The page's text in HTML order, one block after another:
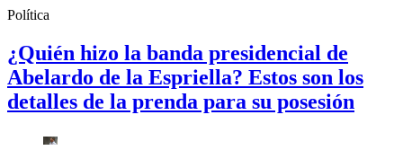
Política
¿Quién hizo la banda presidencial de
Abelardo de la Espriella? Estos son los
detalles de la prenda para su posesión